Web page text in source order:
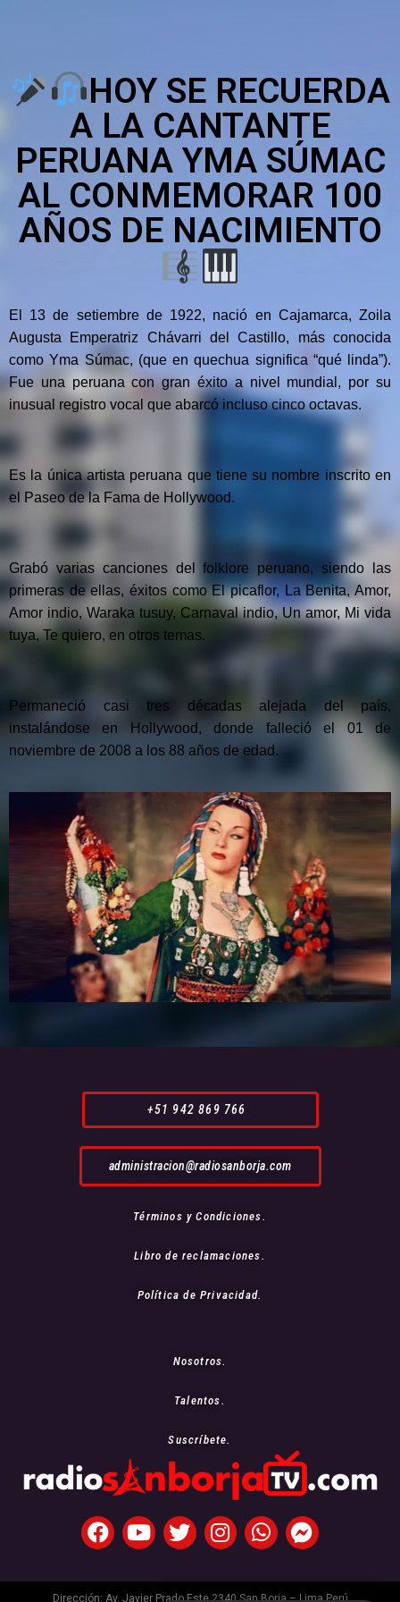
HOY SE RECUERDA
A LA CANTANTE
PERUANA YMA SÚMAC
AL CONMEMORAR 100
AÑOS DE NACIMIENTO
El 13 de setiembre de 1922, nació en Cajamarca, Zoila
Augusta Emperatriz Chávarri del Castillo, más conocida
como Yma Súmac, (que en quechua significa “qué linda”).
Fue una peruana con gran éxito a nivel mundial, por su
inusual registro vocal que abarcó incluso cinco octavas.
Es la única artista peruana que tiene su nombre inscrito en
el Paseo de la Fama de Hollywood.
Grabó varias canciones del folklore peruano, siendo las
primeras de ellas, éxitos como El picaflor, La Benita, Amor,
Amor indio, Waraka tusuy, Carnaval indio, Un amor, Mi vida
tuya, Te quiero, en otros temas.
Permaneció casi tres décadas alejada del país,
instalándose en Hollywood, donde falleció el 01 de
noviembre de 2008 a los 88 años de edad.
+51 942 869 766
administracion@radiosanborja.com
Términos y Condiciones.
Libro de reclamaciones.
Política de Privacidad.
Nosotros.
Talentos.
Suscríbete.
Dirección: Av. Javier Prado Este 2340 San Borja – Lima Perú